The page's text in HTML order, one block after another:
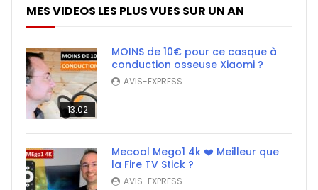
MES VIDEOS LES PLUS VUES SUR UN AN
13:02
MOINS de 10€ pour ce casque à
conduction osseuse Xiaomi ?
AVIS-EXPRESS
Mecool Mego1 4k ❤️ Meilleur que
la Fire TV Stick ?
AVIS-EXPRESS